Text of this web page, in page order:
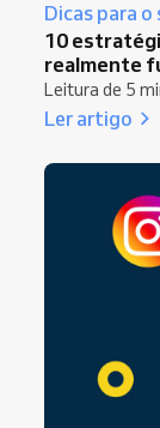
Dicas para o
10
realmente
Leitura de 5
Ler artigo